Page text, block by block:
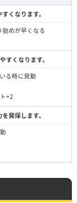
くなります。
めが早くなる
すくなります。
る時に発動
+2
発揮します。